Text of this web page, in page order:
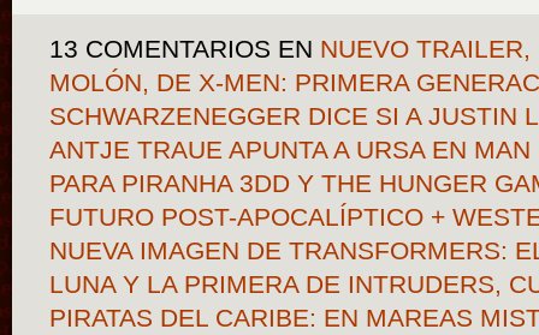
13 COMENTARIOS EN NUEVO
MOLÓN, DE X-MEN: PRIMERA
SCHWARZENEGGER DICE SI A JUSTIN
ANTJE TRAUE APUNTA A URSA EN
PARA PIRANHA 3DD Y THE HUNGER
FUTURO POST-APOCALÍPTICO +
NUEVA IMAGEN DE TRANSFORMERS:
LUNA Y LA PRIMERA DE INTRUDERS,
PIRATAS DEL CARIBE: EN MAREAS